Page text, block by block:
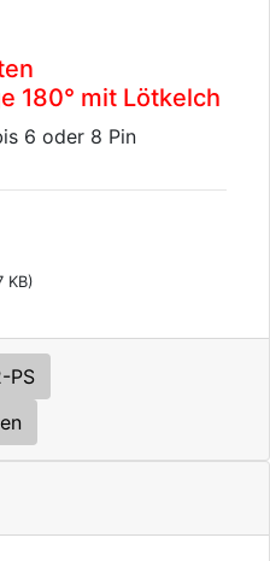
180° mit Lötkelch
6 oder 8 Pin
KB)
PS